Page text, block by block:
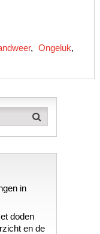
, Ongeluk,
in
doden
en de